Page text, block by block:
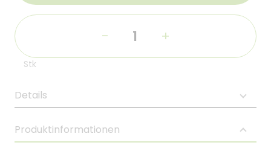
- +
Stk
Details
Produktinformationen